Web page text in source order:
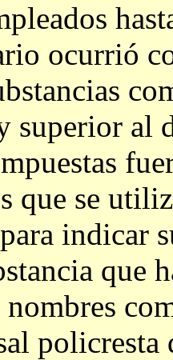
ocurrió
superior al
que se
indicar
que
nombres
policresta